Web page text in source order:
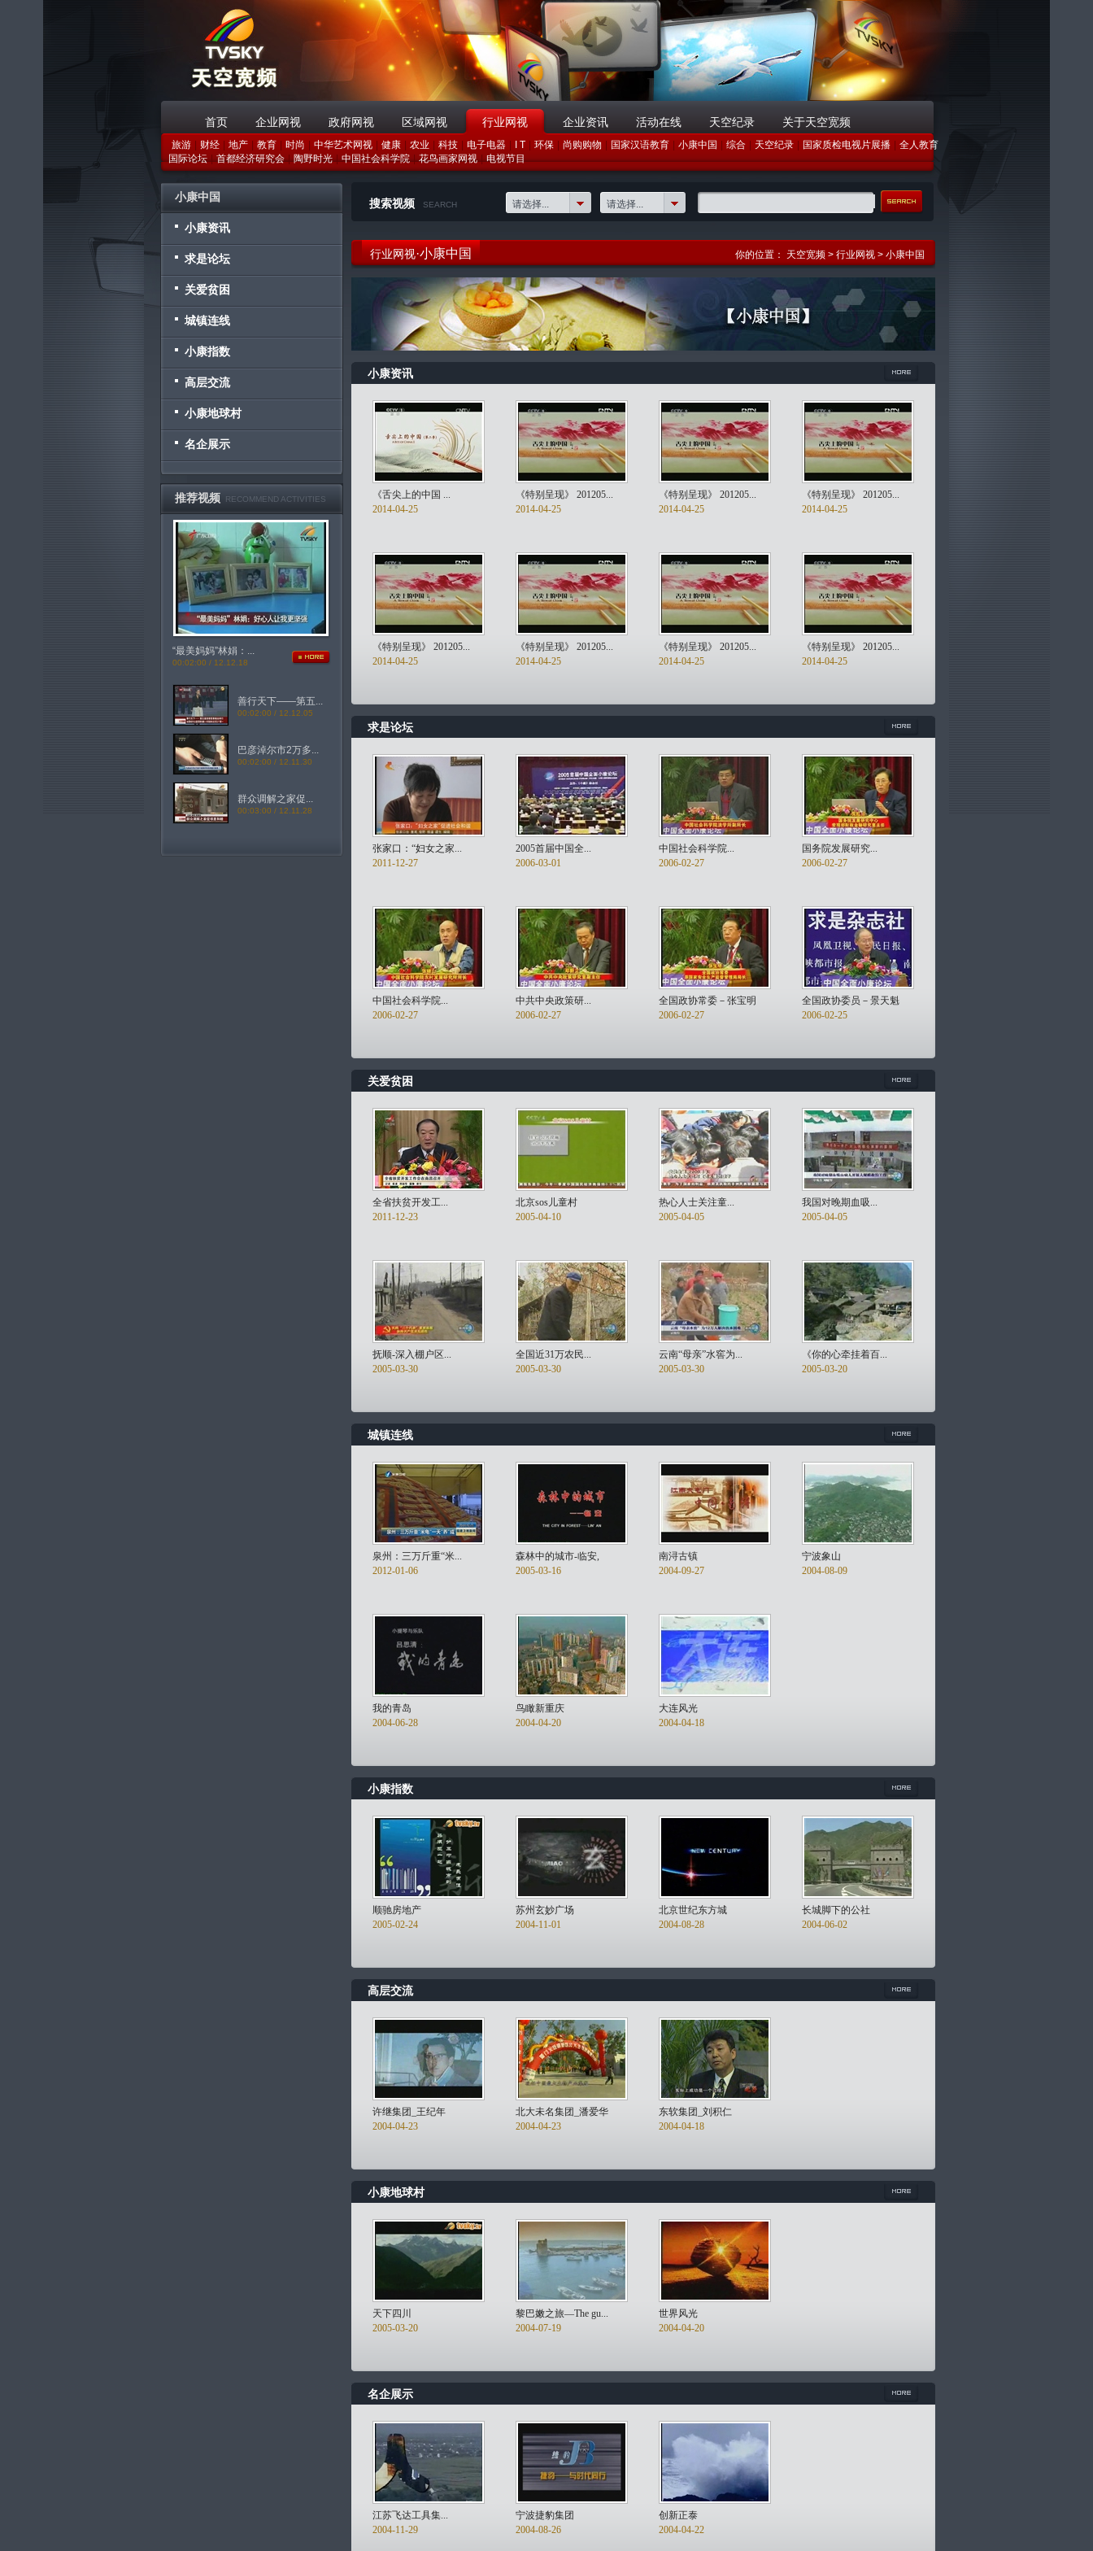
首页 企业网视 政府网视 区域网视 行业网视 企业资讯 活动在线 天空纪录 关于天空宽频
战略合作伙伴
旅游 财经 地产 教育 时尚 中华艺术网视 健康 农业 科技 电子电器 I T 环保 尚购购物 国家汉语教育 小康中国 综合 天空纪录 国家质检电视片展播
全人教育
国际论坛 | 首都经济研究会 | 陶野时光 | 中国社会科学院 | 花鸟画家网视 | 电视节目
小康中国
小康资讯
求是论坛
关爱贫困
城镇连线
小康指数
高层交流
小康地球村
名企展示
推荐视频 RECOMMEND ACTIVITIES
“最美妈妈”林娟：...
00:02:00 / 12.12.18
善行天下——第五...
00:02:00 / 12.12.05
巴彦淖尔市2万多...
00:02:00 / 12.11.30
群众调解之家促...
00:03:00 / 12.11.28
搜索视频 SEARCH 请选择... 请选择...
行业网视·小康中国 你的位置： 天空宽频 > 行业网视 > 小康中国
小康资讯
《舌尖上的中国 ...
2014-04-25
《特别呈现》 201205...
2014-04-25
《特别呈现》 201205...
2014-04-25
《特别呈现》 201205...
2014-04-25
《特别呈现》 201205...
2014-04-25
《特别呈现》 201205...
2014-04-25
《特别呈现》 201205...
2014-04-25
《特别呈现》 201205...
2014-04-25
求是论坛
张家口：“妇女之家...
2011-12-27
2005首届中国全...
2006-03-01
中国社会科学院...
2006-02-27
国务院发展研究...
2006-02-27
中国社会科学院...
2006-02-27
中共中央政策研...
2006-02-27
全国政协常委－张宝明
2006-02-27
全国政协委员－景天魁
2006-02-25
关爱贫困
全省扶贫开发工...
2011-12-23
北京sos儿童村
2005-04-10
热心人士关注童...
2005-04-05
我国对晚期血吸...
2005-04-05
抚顺-深入棚户区...
2005-03-30
全国近31万农民...
2005-03-30
云南“母亲”水窖为...
2005-03-30
《你的心牵挂着百...
2005-03-20
城镇连线
泉州：三万斤重“米...
2012-01-06
森林中的城市-临安,
2005-03-16
南浔古镇
2004-09-27
宁波象山
2004-08-09
我的青岛
2004-06-28
鸟瞰新重庆
2004-04-20
大连风光
2004-04-18
小康指数
顺驰房地产
2005-02-24
苏州玄妙广场
2004-11-01
北京世纪东方城
2004-08-28
长城脚下的公社
2004-06-02
高层交流
许继集团_王纪年
2004-04-23
北大未名集团_潘爱华
2004-04-23
东软集团_刘积仁
2004-04-18
小康地球村
天下四川
2005-03-20
黎巴嫩之旅—The gu...
2004-07-19
世界风光
2004-04-20
名企展示
江苏飞达工具集...
2004-11-29
宁波捷豹集团
2004-08-26
创新正泰
2004-04-22